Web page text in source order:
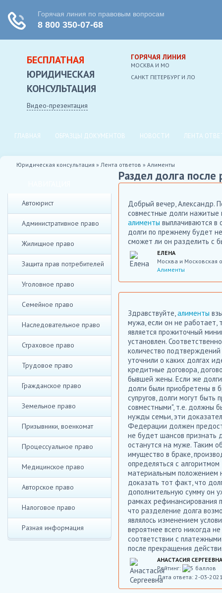
БЕСПЛАТНАЯ
ЮРИДИЧЕСКАЯ
КОНСУЛЬТАЦИЯ
Видео-презентация
ГОРЯЧАЯ ЛИНИЯ
МОСКВА И МО
CАНКТ ПЕТЕРБУРГ И ЛО
ГЛАВНАЯ ОБРАЗЦЫ ДОКУМЕНТОВ НОВОСТИ ЛЕНТА
Юридическая консультация » Лента ответов » Алименты
Автоюрист
Административное право
Жилищное право
Защита прав потребителей
Уголовное право
Семейное право
Наследовательное право
Страховое право
Трудовое право
Гражданское право
Земельное право
Призывники, военкомат
Процессуальное право
Медицинское право
Авторское право
Налоговое право
Разная информация
Раздел долга
Добрый вечер, Александр.
совместные долги нажитые
алименты выплачиваются в
долги по прежнему будет
сможет ли он разделить с
ЕЛЕНА
Москва и Московская
Алименты
Здравствуйте,алименты
мужа, если он не работает,
является прожиточный
установлен.
количество
уточнили о каких долгах
кредитные договора,
бывшей жены. Если же
долги были приобретены в
супругов, долги могут
совместными", т.е. должны
нужды семьи, эти
Федерации должен
не будет шансов признать
останутся на муже. Таким
имущество в браке,
определяться с
материальным положением
доказать тот факт, что
дополнительную сумму он
рамках рефинансирования
что разделение долга
являлось изменением
вероятнее всего никогда
соответствии с
после прекращения
АНАСТАСИЯ СЕРГЕЕВНА
Рейтинг:
Дата ответа: 2-03-